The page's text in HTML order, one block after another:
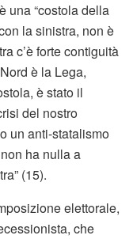
una “costola della
la sinistra, non è
c’è forte contiguità
è la Lega,
è stato il
del nostro
un anti-statalismo
ha nulla a
(15).
elettorale,
che